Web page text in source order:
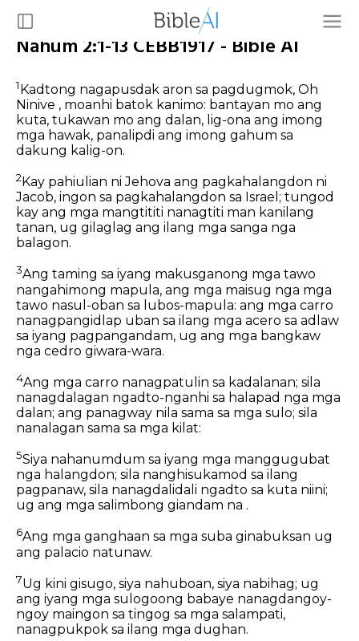
Nahum 2:1-13 CEBB1917 - Bible AI
1Kadtong nagapusdak aron sa pagdugmok, Oh
Ninive , moanhi batok kanimo: bantayan mo ang
kuta, tukawan mo ang dalan, lig-ona ang imong
mga hawak, panalipdi ang imong gahum sa
dakung kalig-on.
2 Kay pahiulian ni Jehova ang pagkahalangdon ni
Jacob, ingon sa pagkahalangdon sa Israel; tungod
kay ang mga mangtititi nanagtiti man kanilang
tanan, ug gilaglag ang ilang mga sanga nga
balagon.
3Ang taming sa iyang makusganong mga tawo
nangahimong mapula, ang mga maisug nga mga
tawo nasul-oban sa lubos-mapula: ang mga carro
nanagpangidlap uban sa ilang mga acero sa adlaw
sa iyang pagpangandam, ug ang mga bangkaw
nga cedro giwara-wara.
4Ang mga carro nanagpatulin sa kadalanan; sila
nanagdalagan ngadto-nganhi sa halapad nga mga
dalan; ang panagway nila sama sa mga sulo; sila
nanalagan sama sa mga kilat:
5Siya nahanumdum sa iyang mga manggugubat
nga halangdon; sila nanghisukamod sa ilang
pagpanaw, sila nanagdalidali ngadto sa kuta niini;
ug ang mga salimbong giandam na .
6Ang mga ganghaan sa mga suba ginabuksan ug
ang palacio natunaw.
7Ug kini gisugo, siya nahuboan, siya nabihag; ug
ang iyang mga sulogoong babaye nanagdangoy-
ngoy maingon sa tingog sa mga salampati,
nanagpukpok sa ilang mga dughan.